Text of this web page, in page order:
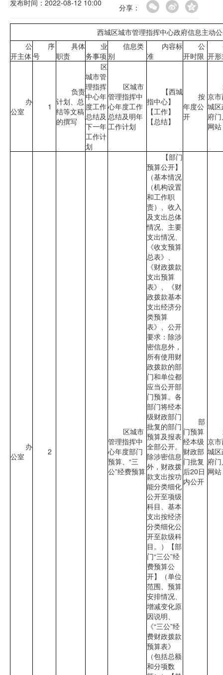
发布时间：2022-08-12 10:00 分享：
西城区城市管理指挥中心政府信息主动公开
公
开主体
序
号
具体
职责
业
务事项
信息类
别
内容标
准
公
开时限 开
办
公室
1
负责
计划、总
结等文稿
的撰写
区
城市管
理指挥
中心年
度工作
总结及
下一年
工作计
划
区城市
管理指挥中
心年度工作
总结及明年
工作计划
【西城
指中心】
【工作】
【总结】
按
年度公
开
京
城
府
网站
办
公室
2
区城市
管理指挥中
心年度部门
预算、“三
公”经费预算
【部门
预算公开】
（基本情况
（机构设置
和工作职
责）、收入
及支出总体
情况、主要
支出情况、
《收支预算
总表》、
《财政拨款
支出预算
表》、《财
政拨款基本
支出经济分
类预算
表》、公开
要求：除涉
密信息外，
所有使用财
政拨款的部
门和单位都
应当公开部
门预算。各
部门将经本
级财政部门
批复的部门
预算及报表
全部公开。
除涉密信息
外，财政拨
款支出按功
能分类细化
公开至项级
科目、基本
支出按经济
分类细化公
开至款级科
目。）【部
门“三公”经
费预算公
开】（单位
范围、预算
安排情况、
增减变化原
因说明、
《“三公”经
费财政拨款
预算表》
（包括总额
和分项数
部
门预算
经本级
财政部
门批复
后20日
内公开
京
城
府
网站